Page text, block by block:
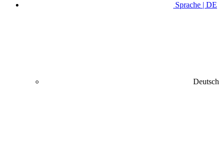
Sprache | DE
Deutsch